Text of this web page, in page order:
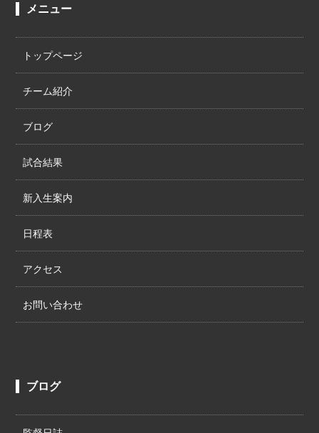
メニュー
トップページ
チーム紹介
ブログ
試合結果
新入生案内
日程表
アクセス
お問い合わせ
ブログ